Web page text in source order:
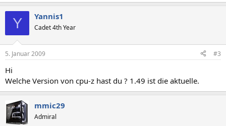
Y Yannis1
Cadet 4th Year
5. Januar 2009 #3
Hi
Welche Version von cpu-z hast du ? 1.49 ist die aktuelle.
mmic29
Admiral